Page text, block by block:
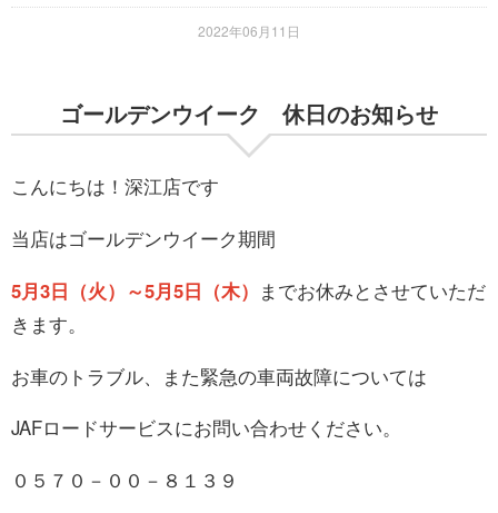
2022年06月11日
ゴールデンウイーク 休日のお知らせ
こんにちは！深江店です
当店はゴールデンウイーク期間
5月3日（火）～5月5日（木） までお休みとさせていただ
きます。
お車のトラブル、また緊急の車両故障については
JAFロードサービスにお問い合わせください。
０５７０－００－８１３９